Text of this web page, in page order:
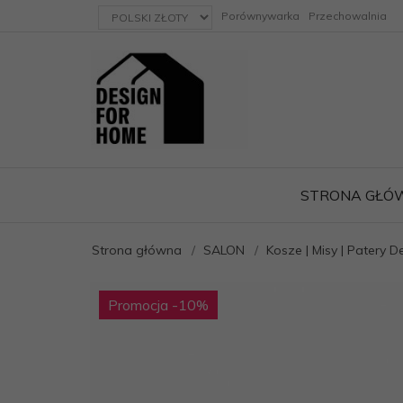
currency_h Porównywarka Przechowalnia
STRONA
Strona główna SALON Kosze | Misy | Patery
Promocja -10%